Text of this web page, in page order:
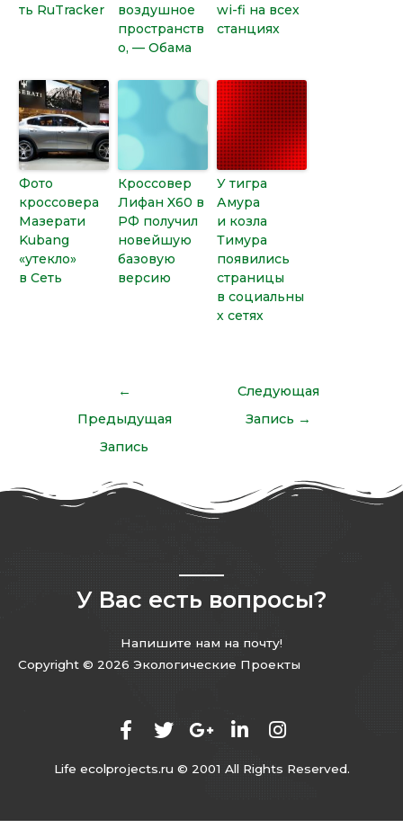
ть RuTracker
воздушное
пространств
о, — Обама
wi-fi на всех
станциях
Фото
кроссовера
Мазерати
Kubang
«утекло»
в Сеть
Кроссовер
Лифан X60 в
РФ получил
новейшую
базовую
версию
У тигра
Амура
и козла
Тимура
появились
страницы
в социальны
х сетях
←
Предыдущая
Запись
Следующая
Запись →
У Вас есть вопросы?
Напишите нам на почту!
Copyright © 2026 Экологические Проекты
Life ecolprojects.ru © 2001 All Rights Reserved.